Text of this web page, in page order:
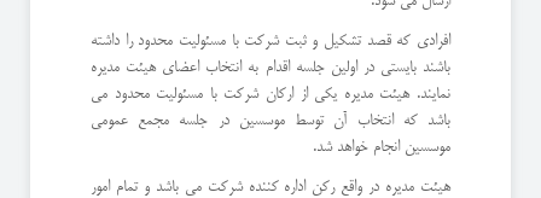
افرادی که قصد تشکیل و ثبت شرکت با مسئولیت محدود را داشته
باشند بایستی در اولین جلسه اقدام به انتخاب اعضای هیئت مدیره
نمایند. هیئت مدیره یکی از ارکان شرکت با مسئولیت محدود می
باشد که انتخاب آن توسط موسسین در جلسه مجمع عمومی
موسسین انجام خواهد شد.
هیئت مدیره در واقع رکن اداره کننده شرکت می باشد و تمام امور